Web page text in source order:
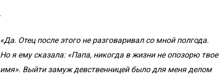
.
«Да. Отец после этого не разговаривал со мной полгода.
Но я ему сказала: «Папа, никогда в жизни не опозорю твое
имя». Выйти замуж девственницей было для меня делом